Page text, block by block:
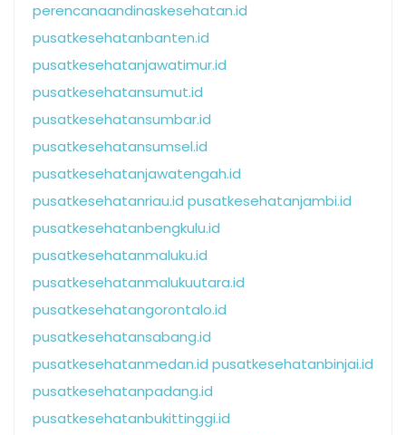
perencanaandinaskesehatan.id
pusatkesehatanbanten.id
pusatkesehatanjawatimur.id
pusatkesehatansumut.id
pusatkesehatansumbar.id
pusatkesehatansumsel.id
pusatkesehatanjawatengah.id
pusatkesehatanriau.id pusatkesehatanjambi.id
pusatkesehatanbengkulu.id
pusatkesehatanmaluku.id
pusatkesehatanmalukuutara.id
pusatkesehatangorontalo.id
pusatkesehatansabang.id
pusatkesehatanmedan.id pusatkesehatanbinjai.id
pusatkesehatanpadang.id
pusatkesehatanbukittinggi.id